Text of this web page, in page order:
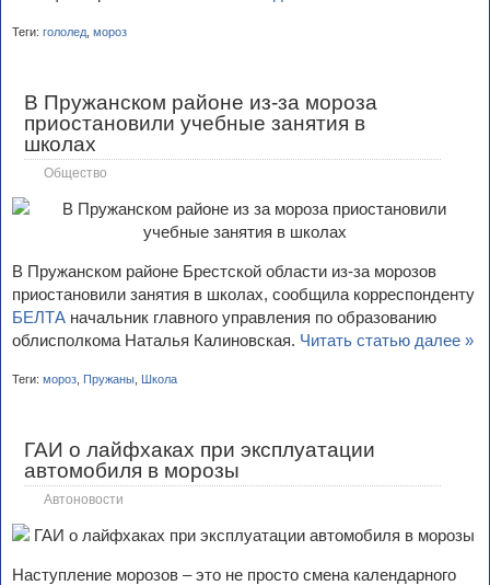
Теги: гололед мороз
В Пружанском районе из-за мороза
приостановили учебные занятия в
школах
Общество
В Пружанском районе Брестской области из-за морозов
приостановили занятия в школах, сообщила корреспонденту
БЕЛТА начальник главного управления по образованию
облисполкома Наталья Калиновская. Читать статью далее »
Теги: мороз Пружаны Школа
ГАИ о лайфхаках при эксплуатации
автомобиля в морозы
Автоновости
Наступление морозов – это не просто смена календарного